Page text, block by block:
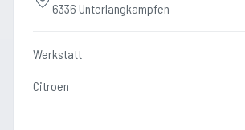
6336 Unterlangkampfen
Werkstatt
Citroen